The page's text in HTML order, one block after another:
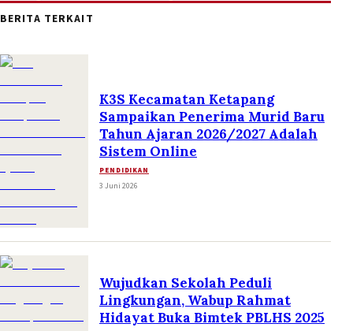
BERITA TERKAIT
K3S Kecamatan Ketapang
Sampaikan Penerima Murid Baru
Tahun Ajaran 2026/2027 Adalah
Sistem Online
PENDIDIKAN
3 Juni 2026
Wujudkan Sekolah Peduli
Lingkungan, Wabup Rahmat
Hidayat Buka Bimtek PBLHS 2025